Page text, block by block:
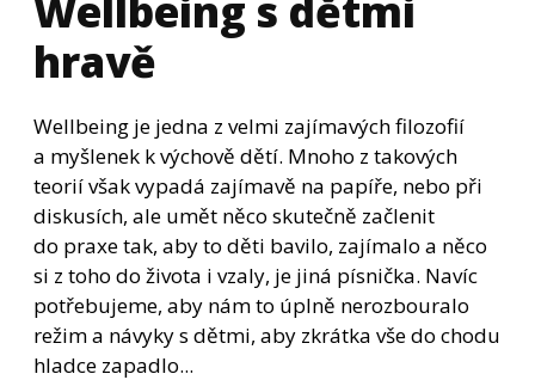
hravě
Wellbeing je jedna z velmi zajímavých filozofií
a myšlenek k výchově dětí. Mnoho z takových
teorií však vypadá zajímavě na papíře, nebo při
diskusích, ale umět něco skutečně začlenit
do praxe tak, aby to děti bavilo, zajímalo a něco
si z toho do života i vzaly, je jiná písnička. Navíc
potřebujeme, aby nám to úplně nerozbouralo
režim a návyky s dětmi, aby zkrátka vše do chodu
hladce zapadlo...